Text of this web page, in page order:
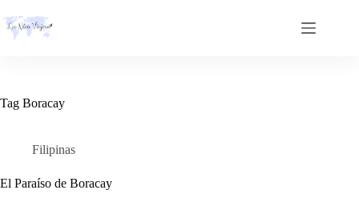
to
content
Tag Boracay
Filipinas
El Paraíso de Boracay